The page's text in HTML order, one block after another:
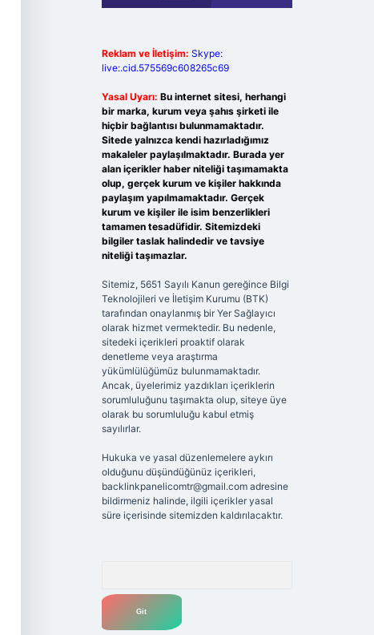
Reklam ve İletişim: Skype:
live:.cid.575569c608265c69
Yasal Uyarı: Bu internet sitesi, herhangi
bir marka, kurum veya şahıs şirketi ile
hiçbir bağlantısı bulunmamaktadır.
Sitede yalnızca kendi hazırladığımız
makaleler paylaşılmaktadır. Burada yer
alan içerikler haber niteliği taşımamakta
olup, gerçek kurum ve kişiler hakkında
paylaşım yapılmamaktadır. Gerçek
kurum ve kişiler ile isim benzerlikleri
tamamen tesadüfidir. Sitemizdeki
bilgiler taslak halindedir ve tavsiye
niteliği taşımazlar.
Sitemiz, 5651 Sayılı Kanun gereğince Bilgi
Teknolojileri ve İletişim Kurumu (BTK)
tarafından onaylanmış bir Yer Sağlayıcı
olarak hizmet vermektedir. Bu nedenle,
sitedeki içerikleri proaktif olarak
denetleme veya araştırma
yükümlülüğümüz bulunmamaktadır.
Ancak, üyelerimiz yazdıkları içeriklerin
sorumluluğunu taşımakta olup, siteye üye
olarak bu sorumluluğu kabul etmiş
sayılırlar.
Hukuka ve yasal düzenlemelere aykırı
olduğunu düşündüğünüz içerikleri,
backlinkpanelicomtr@gmail.comadresine
bildirmeniz halinde, ilgili içerikler yasal
süre içerisinde sitemizden kaldırılacaktır.